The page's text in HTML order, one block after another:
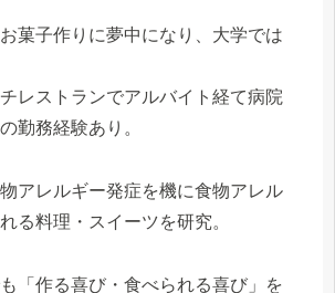
菓子作りに夢中になり、大学では
レストランでアルバイト経て病院
勤務経験あり。
アレルギー発症を機に食物アレル
る料理・スイーツを研究。
「作る喜び・食べられる喜び」を